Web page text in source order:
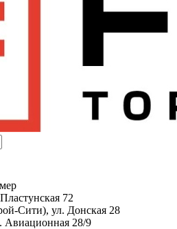
72
Сити), ул. Донская 28
Авиационная 28/9